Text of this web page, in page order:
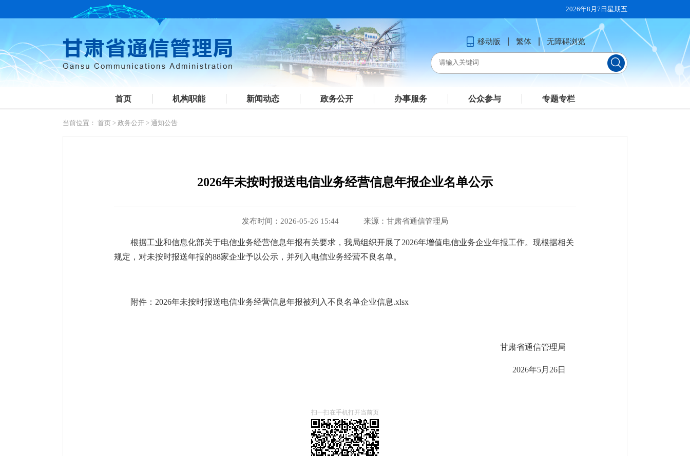
2026年8月7日星期五
移动版 繁体 无障碍浏览
首页 机构职能 新闻动态 政务公开 办事服务 公众参与 专题专栏
当前位置： 首页 > 政务公开 > 通知公告
2026年未按时报送电信业务经营信息年报企业名单公示
发布时间：2026-05-26 15:44 来源：甘肃省通信管理局
根据工业和信息化部关于电信业务经营信息年报有关要求，我局组织开展了2026年增值电信业务企业年报工作。现根据相关
规定，对未按时报送年报的88家企业予以公示，并列入电信业务经营不良名单。
附件： 2026年未按时报送电信业务经营信息年报被列入不良名单企业信息.xlsx
甘肃省通信管理局
2026年5月26日
扫一扫在手机打开当前页